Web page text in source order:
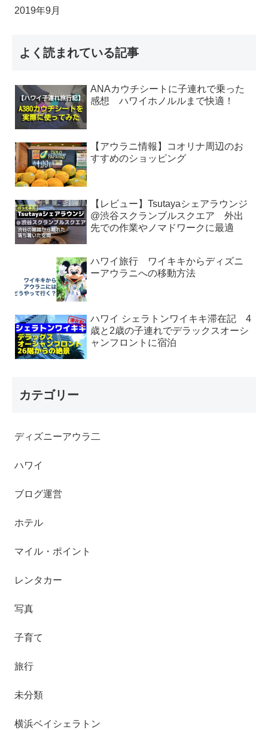
2019年9月
よく読まれている記事
ANAカウチシートに子連れで乗った
感想 ハワイホノルルまで快適！
【アウラニ情報】コオリナ周辺のお
すすめのショッピング
【レビュー】Tsutayaシェアラウンジ
@渋谷スクランブルスクエア 外出
先での作業やノマドワークに最適
ハワイ旅行 ワイキキからディズニ
ーアウラニへの移動方法
ハワイ シェラトンワイキキ滞在記 4
歳と2歳の子連れでデラックスオーシ
ャンフロントに宿泊
カテゴリー
ディズニーアウラ二
ハワイ
ブログ運営
ホテル
マイル・ポイント
レンタカー
写真
子育て
旅行
未分類
横浜ベイシェラトン